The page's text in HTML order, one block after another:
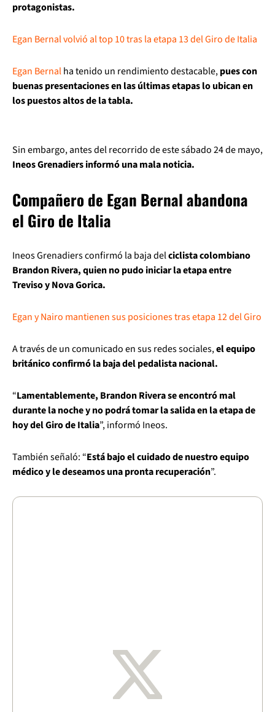
protagonistas.
Egan Bernal volvió al top 10 tras la etapa 13 del Giro de Italia
Egan Bernalha tenido un rendimiento destacable,pues con
buenas presentaciones en las últimas etapas lo ubican en
los puestos altos de la tabla.
Sin embargo, antes del recorrido de este sábado 24 de mayo,
Ineos Grenadiers informó una mala noticia.
Compañero de Egan Bernal abandona
el Giro de Italia
Ineos Grenadiers confirmó la baja delciclista colombiano
Brandon Rivera, quien no pudo iniciar la etapa entre
Treviso y Nova Gorica.
Egan y Nairo mantienen sus posiciones tras etapa 12 del Giro
A través de un comunicado en sus redes sociales,el equipo
británico confirmó la baja del pedalista nacional.
“Lamentablemente, Brandon Rivera se encontró mal
durante la noche y no podrá tomar la salida en la etapa de
hoy del Giro de Italia”, informó Ineos.
También señaló: “Está bajo el cuidado de nuestro equipo
médico y le deseamos una pronta recuperación”.